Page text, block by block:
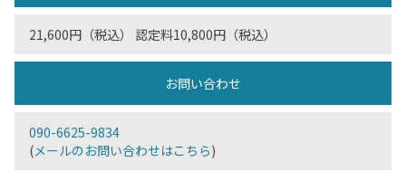
21,600円（税込） 認定料10,800円（税込）
お問い合わせ
090-6625-9834
(メールのお問い合わせはこちら)